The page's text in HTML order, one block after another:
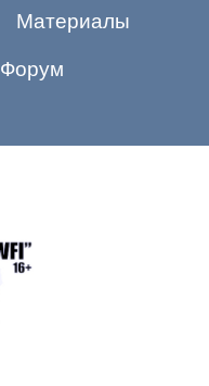
Материалы
Форум